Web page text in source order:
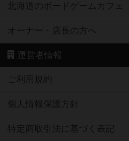
北海道のボードゲームカフェ
オーナー・店長の方へ
運営者情報
ご利用規約
個人情報保護方針
特定商取引法に基づく表記